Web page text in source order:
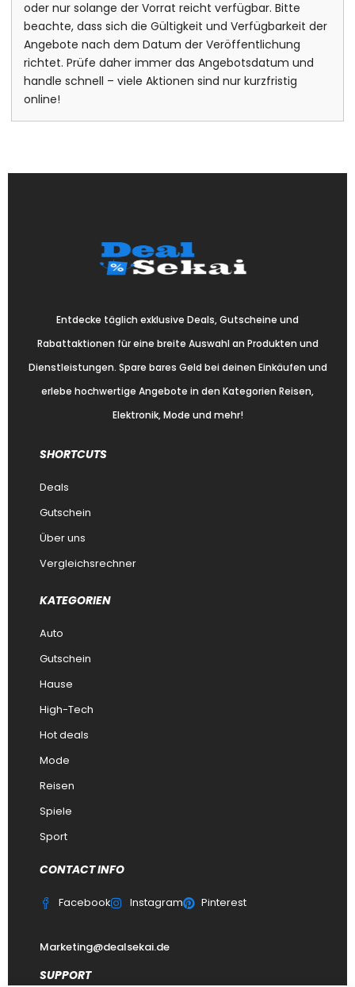
oder nur solange der Vorrat reicht verfügbar. Bitte
beachte, dass sich die Gültigkeit und Verfügbarkeit der
Angebote nach dem Datum der Veröffentlichung
richtet. Prüfe daher immer das Angebotsdatum und
handle schnell – viele Aktionen sind nur kurzfristig
online!
Entdecke täglich exklusive Deals, Gutscheine und
Rabattaktionen für eine breite Auswahl an Produkten und
Dienstleistungen. Spare bares Geld bei deinen Einkäufen und
erlebe hochwertige Angebote in den Kategorien Reisen,
Elektronik, Mode und mehr!
SHORTCUTS
Deals
Gutschein
Über uns
Vergleichsrechner
KATEGORIEN
Auto
Gutschein
Hause
High-Tech
Hot deals
Mode
Reisen
Spiele
Sport
CONTACT INFO
Facebook Instagram Pinterest
Marketing@dealsekai.de
SUPPORT